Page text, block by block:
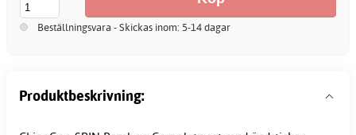
Beställningsvara - Skickas inom: 5-14 dagar
Produktbeskrivning: